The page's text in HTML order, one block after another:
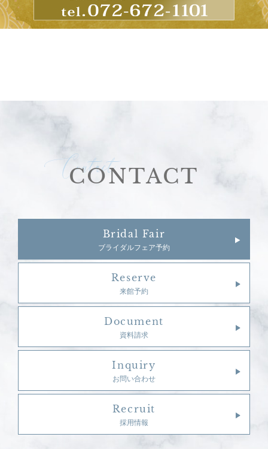
Contact
CONTACT
Bridal Fair
ブライダルフェア予約
Reserve
来館予約
Document
資料請求
Inquiry
お問い合わせ
Recruit
採用情報